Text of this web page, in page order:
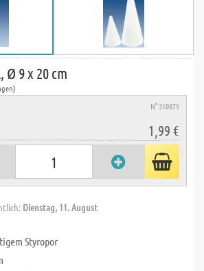
Ø 9 x 20 cm
N° 310075
1,99 €
Dienstag, 11. August
Styropor